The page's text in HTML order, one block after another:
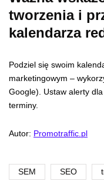
tworzenia i
kalendarza
Podziel się swoim
marketingowym –
Google). Ustaw alerty
terminy.
Autor: Promotraffic.pl
SEM SEO